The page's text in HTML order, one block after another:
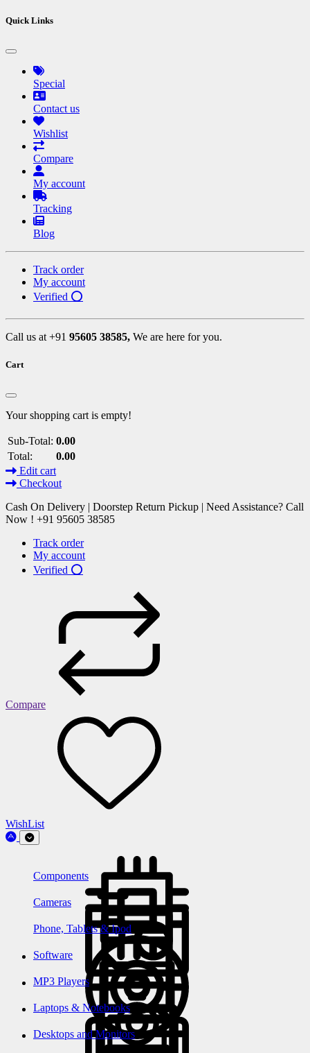
Quick Links
Special
Contact us
Wishlist
Compare
My account
Tracking
Blog
Track order
My account
Verified ⭕
Call us at +91 95605 38585, We are here for you.
Cart
Your shopping cart is empty!
Sub-Total: 0.00
Total:
0.00
Edit cart
Checkout
Cash On Delivery | Doorstep Return Pickup | Need Assistance? Call
Now ! +91 95605 38585
Track order
My account
Verified ⭕
Compare
WishList
Components
Cameras
Phone, Tablets & Ipod
Software
MP3 Players
Laptops & Notebooks
Desktops and Monitors